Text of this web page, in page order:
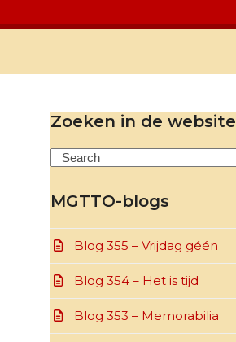
Zoeken in de website
Search
MGTTO-blogs
Blog 355 – Vrijdag géén
Blog 354 – Het is tijd
Blog 353 – Memorabilia